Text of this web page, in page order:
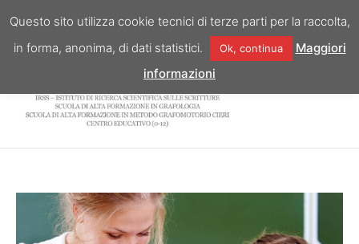
contenuto
Questo sito utilizza cookie tecnici di terze parti per la raccolta,
in forma, anonima, di dati statistici.
Ok, continua
Maggiori
informazioni